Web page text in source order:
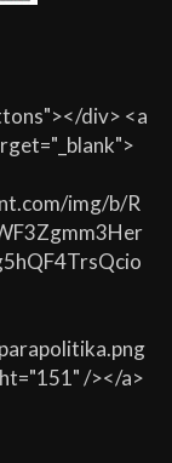
div> <a
img/b/R
/></a>